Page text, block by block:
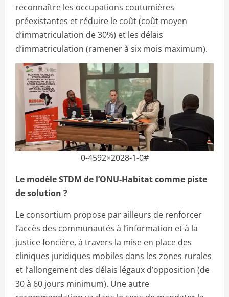
reconnaître les occupations coutumières
préexistantes et réduire le coût (coût moyen
d’immatriculation de 30%) et les délais
d’immatriculation (ramener à six mois maximum).
0-4592×2028-1-0#
Le modèle STDM de l’ONU-Habitat comme piste
de solution ?
Le consortium propose par ailleurs de renforcer
l’accès des communautés à l’information et à la
justice foncière, à travers la mise en place des
cliniques juridiques mobiles dans les zones rurales
et l’allongement des délais légaux d’opposition (de
30 à 60 jours minimum). Une autre